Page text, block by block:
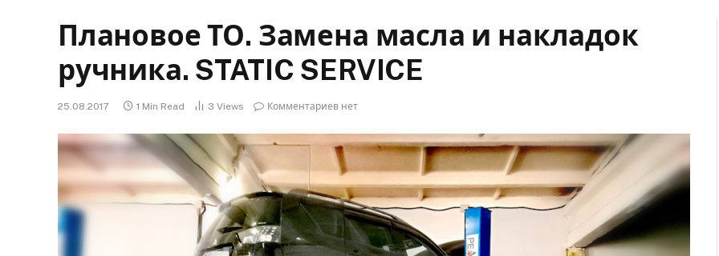
Плановое ТО. Замена масла и накладок
ручника. STATIC SERVICE
25.08.2017 1 Min Read 3 Views Комментариев нет